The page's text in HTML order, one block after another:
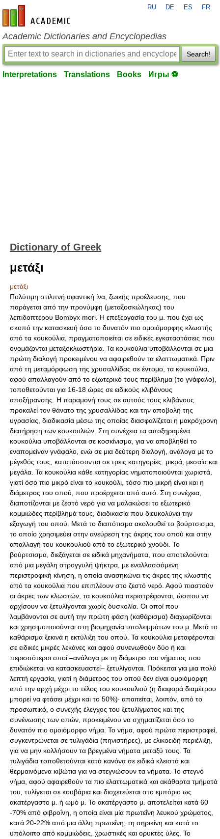
en-academic.com
RU DE ES FR
Academic Dictionaries and Encyclopedias
Search!
Interpretations Translations Books Игры ⚽
Dictionary of Greek
μετάξι
μετάξι
Πολύτιμη στιλπνή υφαντική ίνα, ζωικής προέλευσης, που
παράγεται από την προνύμφη (μεταξοσκώληκας) του
λεπιδοπτέρου Bombyx mori. Η επεξεργασία του μ. που έχει ως
σκοπό την κατασκευή όσο το δυνατόν πιο ομοιόμορφης κλωστής
από τα κουκούλια, πραγματοποιείται σε ειδικές εγκαταστάσεις που
ονομάζονται μεταξοκλωστήρια. Τα κουκούλια υποβάλλονται σε μια
πρώτη διαλογή προκειμένου vα αφαιρεθούν τα ελαττωματικά. Πριν
από τη μεταμόρφωση της χρυσαλλίδας σε έντομο, τα κουκούλια,
αφού απαλλαγούν από το εξωτερικό τους περίβλημα (το γνάφαλο),
τοποθετούνται για 16-18 ώρες σε ειδικούς κλιβάνους
αποξήρανσης. Η παραμονή τους σε αυτούς τους κλιβάνους
προκαλεί τον θάνατο της χρυσαλλίδας και την αποβολή της
υγρασίας, διαδικασία μέσω της οποίας διασφαλίζεται η μακρόχρονη
διατήρηση των κουκουλιών. Στη συνέχεια τα αποξηραμένα
κουκούλια υποβάλλονται σε κοσκίνισμα, για να αποβληθεί το
εναπομείναν γνάφαλο, ενώ σε μια δεύτερη διαλογή, ανάλογα με το
μέγεθός τους, κατατάσσονται σε τρεις κατηγορίες: μικρά, μεσαία και
μεγάλα. Τα κουκούλια κάθε κατηγορίας νηματοποιούνται χωριστά,
γιατί όσο πιο μικρό είναι το κουκούλι, τόσο πιο μικρή είναι και η
διάμετρος του οπού, που προέρχεται από αυτό. Στη συνέχεια,
διαποτίζονται με ζεστό νερό για να μαλακώσει το εξωτερικό
κομμιώδες περίβλημά τους, διαδικασία που διευκολύνει την
εξαγωγή του οπού. Μετά το διαπότισμα ακολουθεί το βούρτσισμα,
το οποίο χρησιμεύει στην ανεύρεση της άκρης του οπού και στην
απαλλαγή του κουκουλιού από το εξωτερικό χνούδι. Το
βούρτσισμα, διεξάγεται σε ειδικά μηχανήματα, που αποτελούνται
από μια μεγάλη στρογγυλή ψήκτρα, με εναλλασσόμενη
περιστροφική κίνηση, η οποία ανασηκώνει τις άκρες της κλωστής
από τα κουκούλια που επιπλέουν στο ζεστό νερό. Αφού πιαστούν
οι άκρες των κλωστών, τα κουκούλια περιστρέφονται, ώσπου να
αρχίσουν να ξετυλίγονται χωρίς δυσκολία. Οι οποί που
λαμβάνονται σε αυτή την πρώτη φάση (καθάρισμα) διαχωρίζονται
και χρησιμοποιούνται στη βιομηχανία υπολειμμάτων του μ. Μετά το
καθάρισμα ξεκινά η εκτύλιξη του οπού. Τα κουκούλια μεταφέρονται
σε ειδικές μικρές λεκάνες και αφού συνενωθούν δύο ή και
περισσότεροι οποί –ανάλογα με τη διάμετρο του νήματος που
επιδιώκεται να κατασκευαστεί– ξετυλίγονται. Πρόκειται για μια πολύ
λεπτή εργασία, γιατί η διάμετρος του οπού δεν είναι ομοιόμορφη
από την αρχή μέχρι το τέλος του κουκουλιού (η διαφορά διαμέτρου
μπορεί να φτάσει μέχρι και το 50%)· απαιτείται, λοιπόν, από το
προσωπικό, ο συνεχής έλεγχος του ξετυλίγματος και της
συνένωσης των οπών, προκειμένου να σχηματίζεται όσο το
δυνατόν πιο ομοιόμορφο νήμα. Το νήμα, αφού πρώτα περιστραφεί,
συγκεντρώνεται σε τυλιγάδια (πηνιστήρες), με ελικοειδή περιέλιξη,
για να μην κολλήσουν τα βρεγμένα νήματα μεταξύ τους. Τα
τυλιγάδια τοποθετούνται κατά κανόνα σε ειδικά κλειστά και
θερμαινόμενα κιβώτια για να στεγνώσουν τα νήματα. Το στεγνό
νήμα, αφού αφαιρεθούν τα πιο ελαττωματικά και ακάθαρτα τμήματά
του, τυλίγεται σε κουβάρια και διοχετεύεται στο εμπόριο ως
ακατέργαστο μ. ή ωμό μ. Το ακατέργαστο μ. αποτελείται κατά 60
-70% από φιβροΐνη, η οποία είναι μία πρωτεΐνη λευκού χρώματος,
κατά 20-22% από μια άλλη πρωτεΐνη, τη σηρικίνη και κατά το
υπόλοιπο από κομμιώδεις, χρωστικές και ορυκτές ύλες. Το